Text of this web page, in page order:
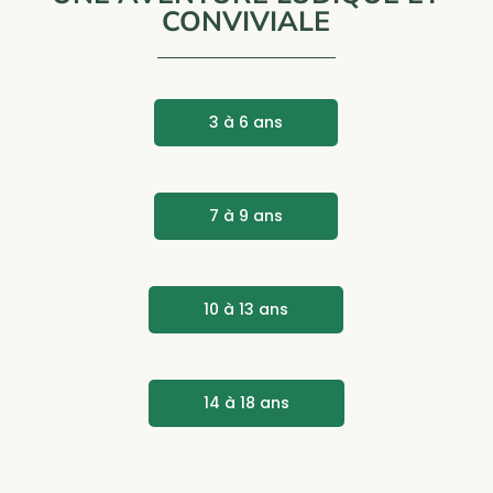
CONVIVIALE
3 à 6 ans
7 à 9 ans
10 à 13 ans
14 à 18 ans